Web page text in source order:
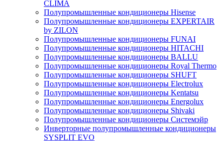
CLIMA
Полупромышленные кондиционеры Hisense
Полупромышленные кондиционеры EXPERTAIR
by ZILON
Полупромышленные кондиционеры FUNAI
Полупромышленные кондиционеры HITACHI
Полупромышленные кондиционеры BALLU
Полупромышленные кондиционеры Royal Thermo
Полупромышленные кондиционеры SHUFT
Полупромышленные кондиционеры Electrolux
Полупромышленные кондиционеры Kentatsu
Полупромышленные кондиционеры Energolux
Полупромышленные кондиционеры Shivaki
Полупромышленные кондиционеры Системэйр
Инверторные полупромышленные кондиционеры
SYSPLIT EVO